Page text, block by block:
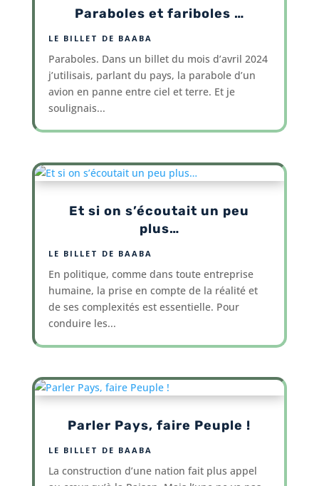
Paraboles et fariboles …
LE BILLET DE BAABA
Paraboles. Dans un billet du mois d’avril 2024
j’utilisais, parlant du pays, la parabole d’un
avion en panne entre ciel et terre. Et je
soulignais...
Et si on s’écoutait un peu
plus…
LE BILLET DE BAABA
En politique, comme dans toute entreprise
humaine, la prise en compte de la réalité et
de ses complexités est essentielle. Pour
conduire les...
Parler Pays, faire Peuple !
LE BILLET DE BAABA
La construction d’une nation fait plus appel